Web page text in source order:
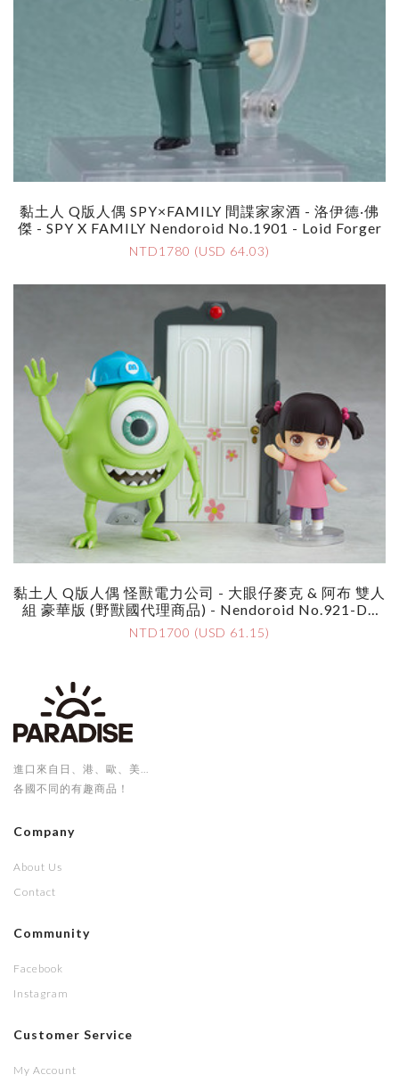
黏土人 Q版人偶 SPY×FAMILY 間諜家家酒 - 洛伊德‧佛
傑 - SPY X FAMILY Nendoroid No.1901 - Loid Forger
NTD1780 (USD 64.03)
黏土人 Q版人偶 怪獸電力公司 - 大眼仔麥克 & 阿布 雙人
組 豪華版 (野獸國代理商品) - Nendoroid No.921-DX
Monsters Inc. - Mike & Boo Set DX Ver.
NTD1700 (USD 61.15)
進口來自日、港、歐、美...
各國不同的有趣商品！
Company
About Us
Contact
Community
Facebook
Instagram
Customer Service
My Account